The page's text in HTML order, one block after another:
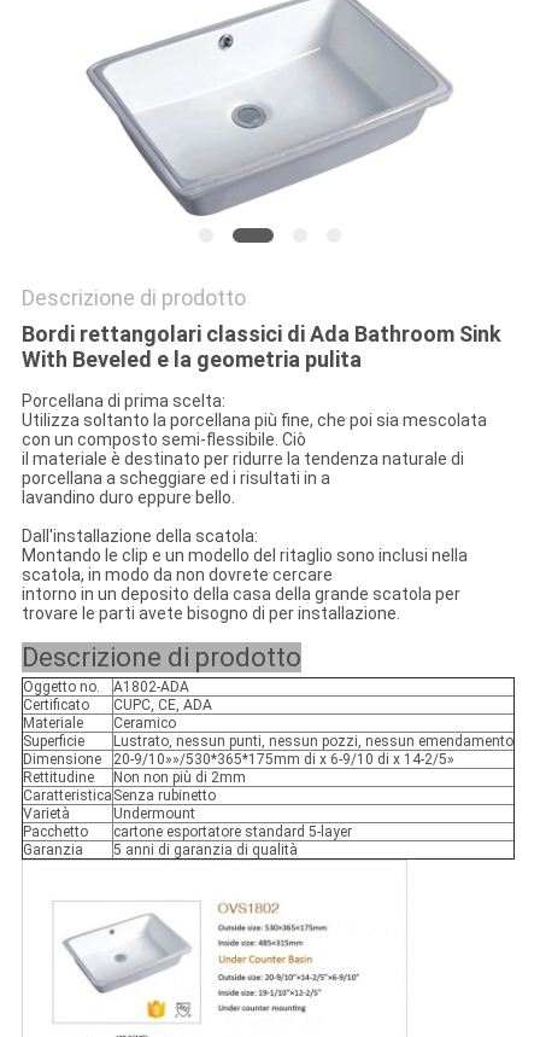
Descrizione di prodotto
Bordi rettangolari classici di Ada Bathroom Sink
With Beveled e la geometria pulita
Porcellana di prima scelta:
Utilizza soltanto la porcellana più fine, che poi sia mescolata
con un composto semi-flessibile. Ciò
il materiale è destinato per ridurre la tendenza naturale di
porcellana a scheggiare ed i risultati in a
lavandino duro eppure bello.
Dall'installazione della scatola:
Montando le clip e un modello del ritaglio sono inclusi nella
scatola, in modo da non dovrete cercare
intorno in un deposito della casa della grande scatola per
trovare le parti avete bisogno di per installazione.
Descrizione di prodotto
Oggetto no.
A1802-ADA
Certificato
CUPC, CE, ADA
Materiale
Ceramico
Superficie
Lustrato, nessun punti, nessun pozzi, nessun emendamento
Dimensione
20-9/10»»/530*365*175mm di x 6-9/10 di x 14-2/5»
Rettitudine
Non non più di 2mm
Caratteristica Senza rubinetto
Varietà
Undermount
Pacchetto
cartone esportatore standard 5-layer
Garanzia
5 anni di garanzia di qualità